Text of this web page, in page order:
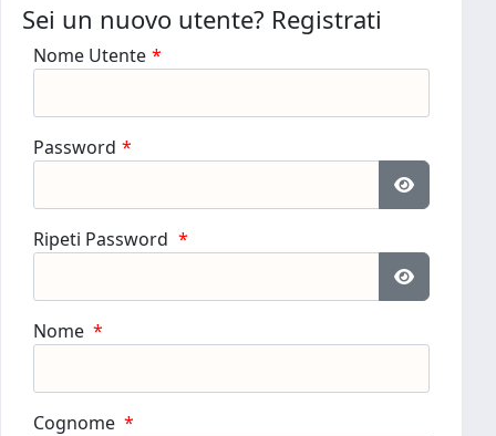
Sei un nuovo utente? Registrati
Nome Utente *
Password *
Mostra
Ripeti Password *
Mostra
Nome *
Cognome *